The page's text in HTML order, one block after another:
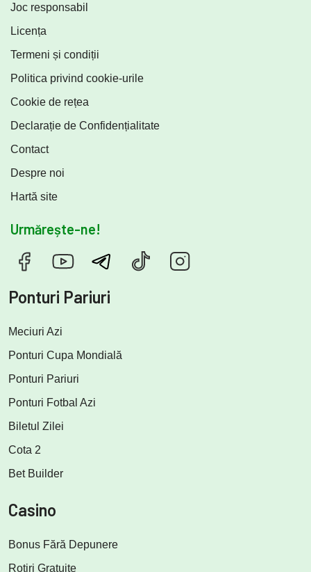
Joc responsabil
Licența
Termeni și condiții
Politica privind cookie-urile
Cookie de rețea
Declarație de Confidențialitate
Contact
Despre noi
Hartă site
Urmărește-ne!
Ponturi Pariuri
Meciuri Azi
Ponturi Cupa Mondială
Ponturi Pariuri
Ponturi Fotbal Azi
Biletul Zilei
Cota 2
Bet Builder
Casino
Bonus Fără Depunere
Rotiri Gratuite